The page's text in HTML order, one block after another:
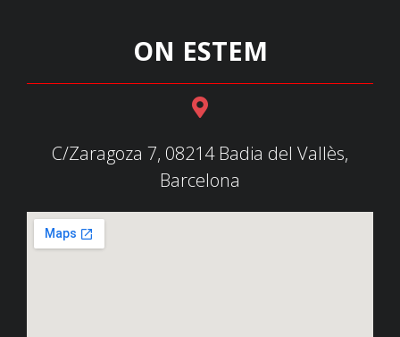
ON ESTEM
C/Zaragoza 7, 08214 Badia del Vallès,
Barcelona